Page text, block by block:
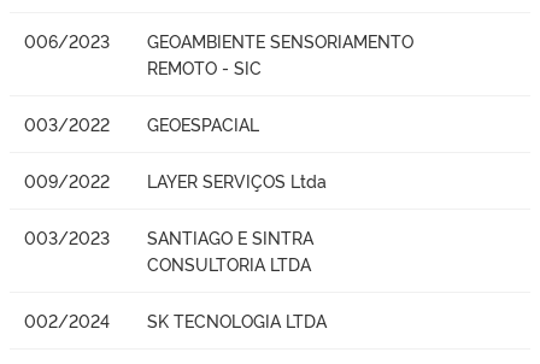
006/2023
GEOAMBIENTE SENSORIAMENTO
REMOTO - SIC
003/2022 GEOESPACIAL
009/2022 LAYER SERVIÇOS Ltda
003/2023
SANTIAGO E SINTRA
CONSULTORIA LTDA
002/2024 SK TECNOLOGIA LTDA